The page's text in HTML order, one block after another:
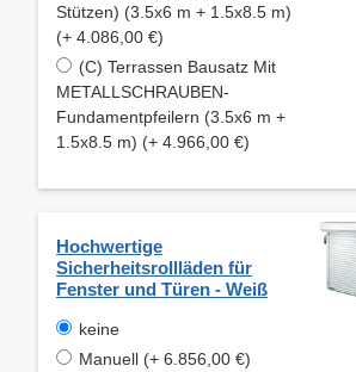
Stützen) (3.5x6 m + 1.5x8.5 m)
(+ 4.086,00 €)
(C) Terrassen Bausatz Mit
METALLSCHRAUBEN-
Fundamentpfeilern (3.5x6 m +
1.5x8.5 m) (+ 4.966,00 €)
Hochwertige
Sicherheitsrollläden für
Fenster und Türen - Weiß
keine
Manuell (+ 6.856,00 €)